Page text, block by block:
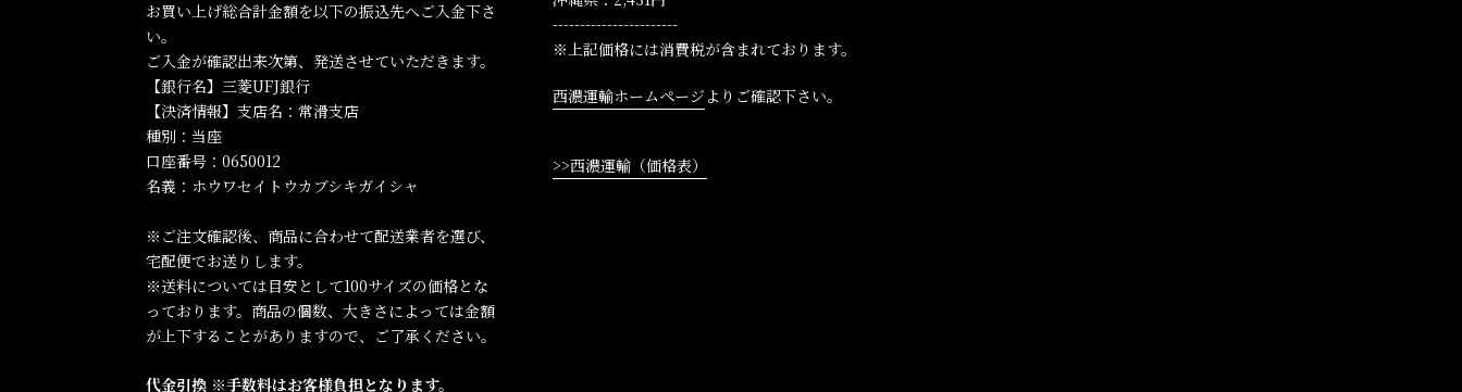
お買い上げ総合計金額を以下の振込先へご入金下さ
い。
ご入金が確認出来次第、発送させていただきます。
【銀行名】三菱UFJ銀行
【決済情報】支店名：常滑支店
種別：当座
口座番号：0650012
名義：ホウワセイトウカブシキガイシャ
※ご注文確認後、商品に合わせて配送業者を選び、
宅配便でお送りします。
※送料については目安として100サイズの価格とな
っております。商品の個数、大きさによっては金額
が上下することがありますので、ご了承ください。
代金引換 ※手数料はお客様負担となります。
-----------------------
※上記価格には消費税が含まれております。
西濃運輸ホームページ よりご確認下さい。
>>西濃運輸（価格表）